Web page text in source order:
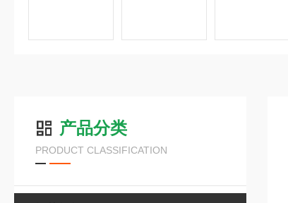
产品分类
PRODUCT CLASSIFICATION